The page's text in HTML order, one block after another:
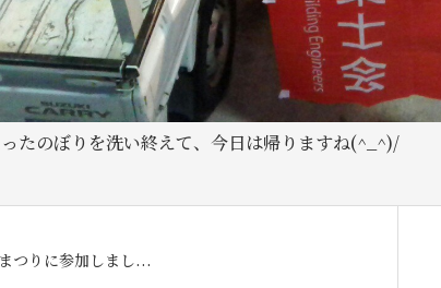
たのぼりを洗い終えて、今日は帰りますね(^_^)/
つりに参加しまし...